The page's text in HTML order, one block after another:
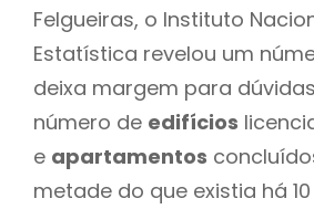
Felgueiras, o Instituto
Estatística revelou um
deixa margem para
número de edifícios
e apartamentos
metade do que existia há